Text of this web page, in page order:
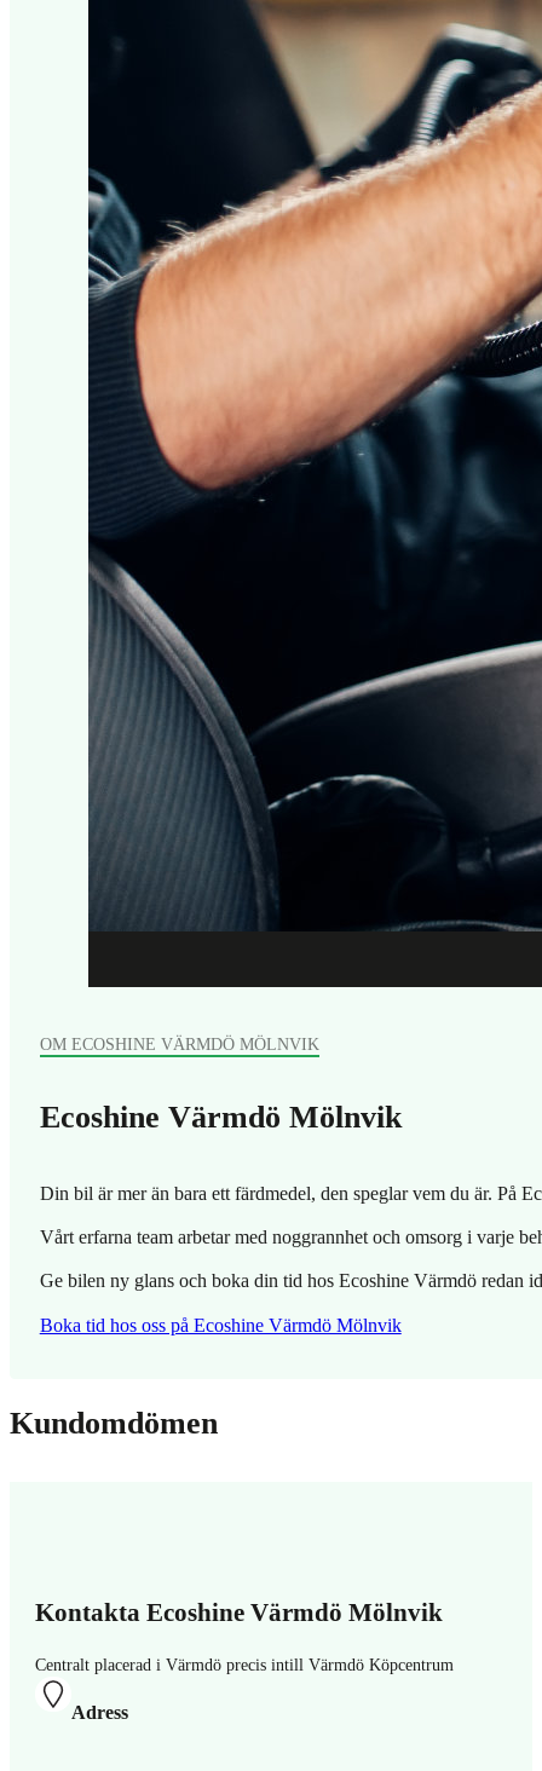
Ecoshine Värmdö Mölnvik
OM ECOSHINE VÄRMDÖ MÖLNVIK
Din bil är mer än bara ett färdmedel, den speglar vem du är. På
Vårt erfarna team arbetar med noggrannhet och omsorg i varje
Ge bilen ny glans och boka din tid hos Ecoshine Värmdö redan
Boka tid hos oss på Ecoshine Värmdö Mölnvik
Kundomdömen
Kontakta Ecoshine Värmdö Mölnvik
Centralt placerad i Värmdö precis intill Värmdö Köpcentrum
Adress